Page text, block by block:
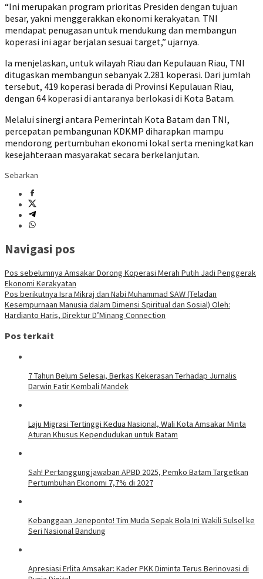
“Ini merupakan program prioritas Presiden dengan tujuan
besar, yakni menggerakkan ekonomi kerakyatan. TNI
mendapat penugasan untuk mendukung dan membangun
koperasi ini agar berjalan sesuai target,” ujarnya.
Ia menjelaskan, untuk wilayah Riau dan Kepulauan Riau, TNI
ditugaskan membangun sebanyak 2.281 koperasi. Dari jumlah
tersebut, 419 koperasi berada di Provinsi Kepulauan Riau,
dengan 64 koperasi di antaranya berlokasi di Kota Batam.
Melalui sinergi antara Pemerintah Kota Batam dan TNI,
percepatan pembangunan KDKMP diharapkan mampu
mendorong pertumbuhan ekonomi lokal serta meningkatkan
kesejahteraan masyarakat secara berkelanjutan.
Sebarkan
Navigasi pos
Pos sebelumnya Amsakar Dorong Koperasi Merah Putih Jadi Penggerak
Ekonomi Kerakyatan
Pos berikutnya Isra Mikraj dan Nabi Muhammad SAW (Teladan
Kesempurnaan Manusia dalam Dimensi Spiritual dan Sosial) Oleh:
Hardianto Haris, Direktur D’Minang Connection
Pos terkait
7 Tahun Belum Selesai, Berkas Kekerasan Terhadap Jurnalis
Darwin Fatir Kembali Mandek
Laju Migrasi Tertinggi Kedua Nasional, Wali Kota Amsakar Minta
Aturan Khusus Kependudukan untuk Batam
Sah! Pertanggungjawaban APBD 2025, Pemko Batam Targetkan
Pertumbuhan Ekonomi 7,7% di 2027
Kebanggaan Jeneponto! Tim Muda Sepak Bola Ini Wakili Sulsel ke
Seri Nasional Bandung
Apresiasi Erlita Amsakar: Kader PKK Diminta Terus Berinovasi di